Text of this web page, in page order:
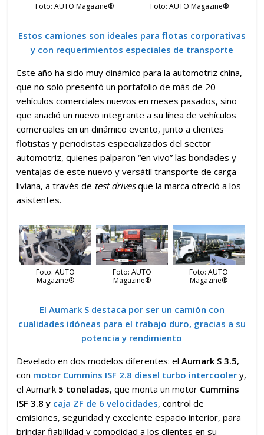
Foto: AUTO Magazine® Foto: AUTO Magazine®
Estos camiones son ideales para flotas corporativas
y con requerimientos especiales de transporte
Este año ha sido muy dinámico para la automotriz china,
que no solo presentó un portafolio de más de 20
vehículos comerciales nuevos en meses pasados, sino
que añadió un nuevo integrante a su línea de vehículos
comerciales en un dinámico evento, junto a clientes
flotistas y periodistas especializados del sector
automotriz, quienes palparon “en vivo” las bondades y
ventajas de este nuevo y versátil transporte de carga
liviana, a través de test drivesque la marca ofreció a los
asistentes.
Foto: AUTO
Magazine®
Foto: AUTO
Magazine®
Foto: AUTO
Magazine®
El Aumark S destaca por ser un camión con
cualidades idóneas para el trabajo duro, gracias a su
potencia y rendimiento
Develado en dos modelos diferentes: elAumark S 3.5,
con motor Cummins ISF 2.8 diesel turbo intercooler y,
el Aumark 5 toneladas, que monta un motor Cummins
ISF 3.8 y caja ZF de 6 velocidades, control de
emisiones, seguridad y excelente espacio interior, para
brindar fiabilidad y comodidad a los clientes en su